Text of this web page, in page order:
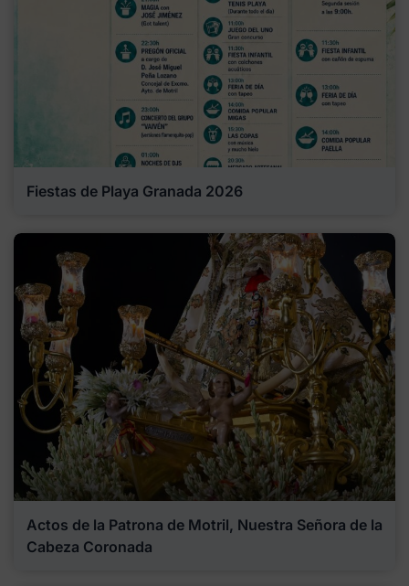
Fiestas de Playa Granada 2026
Actos de la Patrona de Motril, Nuestra Señora de la
Cabeza Coronada